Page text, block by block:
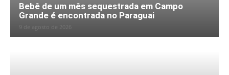
Bebê de um mês sequestrada em Campo
Grande é encontrada no Paraguai
9 de agosto de 2026